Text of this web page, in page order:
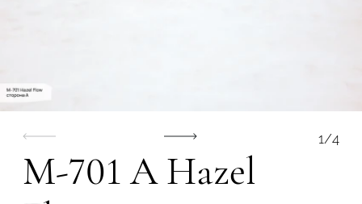
1/4
M-701 А Hazel